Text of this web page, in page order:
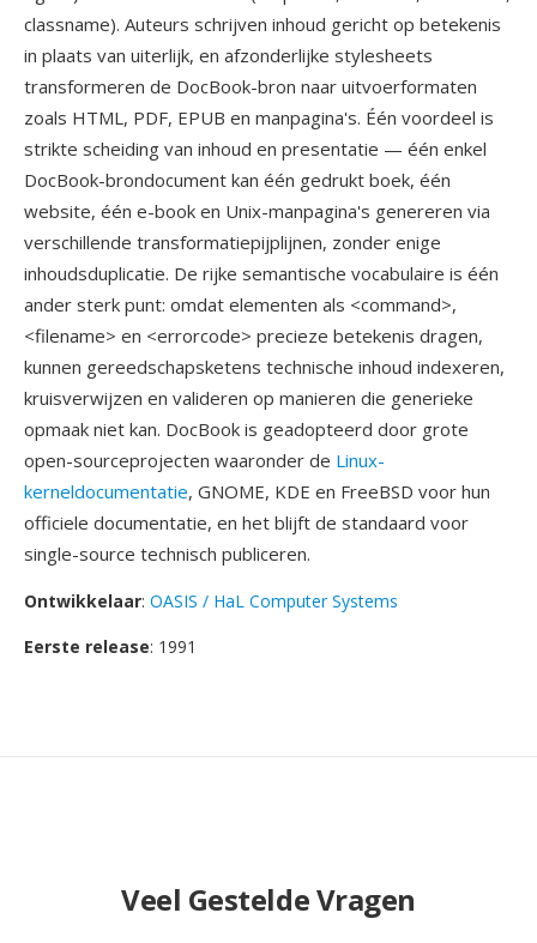
classname). Auteurs schrijven inhoud gericht op betekenis
in plaats van uiterlijk, en afzonderlijke stylesheets
transformeren de DocBook-bron naar uitvoerformaten
zoals HTML, PDF, EPUB en manpagina's. Één voordeel is
strikte scheiding van inhoud en presentatie — één enkel
DocBook-brondocument kan één gedrukt boek, één
website, één e-book en Unix-manpagina's genereren via
verschillende transformatiepijplijnen, zonder enige
inhoudsduplicatie. De rijke semantische vocabulaire is één
ander sterk punt: omdat elementen als <command>,
<filename> en <errorcode> precieze betekenis dragen,
kunnen gereedschapsketens technische inhoud indexeren,
kruisverwijzen en valideren op manieren die generieke
opmaak niet kan. DocBook is geadopteerd door grote
open-sourceprojecten waaronder de Linux-
kerneldocumentatie, GNOME, KDE en FreeBSD voor hun
officiele documentatie, en het blijft de standaard voor
single-source technisch publiceren.
Ontwikkelaar: OASIS / HaL Computer Systems
Eerste release: 1991
Veel Gestelde Vragen